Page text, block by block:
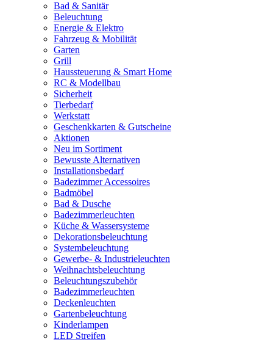
Bad & Sanitär
Beleuchtung
Energie & Elektro
Fahrzeug & Mobilität
Garten
Grill
Haussteuerung & Smart Home
RC & Modellbau
Sicherheit
Tierbedarf
Werkstatt
Geschenkkarten & Gutscheine
Aktionen
Neu im Sortiment
Bewusste Alternativen
Installationsbedarf
Badezimmer Accessoires
Badmöbel
Bad & Dusche
Badezimmerleuchten
Küche & Wassersysteme
Dekorationsbeleuchtung
Systembeleuchtung
Gewerbe- & Industrieleuchten
Weihnachtsbeleuchtung
Beleuchtungszubehör
Badezimmerleuchten
Deckenleuchten
Gartenbeleuchtung
Kinderlampen
LED Streifen